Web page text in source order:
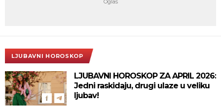
LJUBAVNI HOROSKOP
LJUBAVNI HOROSKOP ZA APRIL 2026:
Jedni raskidaju, drugi ulaze u veliku
ljubav!